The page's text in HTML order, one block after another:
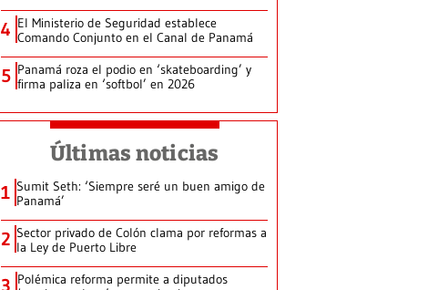
4 El Ministerio de Seguridad establece
Comando Conjunto en el Canal de Panamá
5 Panamá roza el podio en ‘skateboarding’ y
firma paliza en ‘softbol’ en 2026
Últimas noticias
1 Sumit Seth: ‘Siempre seré un buen amigo de
Panamá’
2 Sector privado de Colón clama por reformas a
la Ley de Puerto Libre
3 Polémica reforma permite a diputados